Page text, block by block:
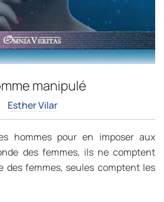
manipulé
Esther Vilar
hommes pour en imposer aux
des femmes, ils ne comptent
des femmes, seules comptent les